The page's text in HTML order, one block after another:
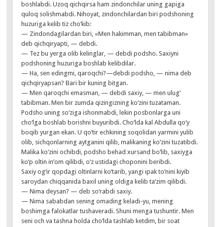
boshlabdi. Uzoq qichqirsa ham zindonchilar uning gapiga
quloq solishmabdi. Nihoyat, zindonchilardan biri podshoning
huzuriga kelib tiz cho‘kib:
— Zindondagilardan biri, «Men hakimman, men tabibman»
deb qichqiryapti, — debdi.
— Tez bu yerga olib kelinglar, — debdi podsho. Saxiyni
podshoning huzuriga boshlab kelibdilar.
— Ha, sen edingmi, qaroqchi?—debdi podsho, — nima deb
qichqiryapsan? Bari bir kuning bitgan.
— Men qaroqchi emasman, — debdi saxiy, — men ulug‘
tabibman. Men bir zumda qizingizning ko‘zini tuzataman.
Podsho uning so‘ziga ishonmabdi, lekin posbonlarga uni
cho‘lga boshlab borishni buyuribdi. Cho‘lda kal Abdulla qo‘y
boqib yurgan ekan. U qo‘tir echkining soqolidan yarmini yulib
olib, sichqonlarning aytganini qilib, malikaning ko‘zini tuzatibdi.
Malika ko‘zini ochibdi, podsho behad xursand bo‘lib, saxiyga
ko‘p oltin in’om qilibdi, o‘z ustidagi choponini beribdi.
Saxiy og‘ir qopdagi oltinlarni ko‘tarib, yangi ipak to‘nini kiyib
saroydan chiqqanida baxil uning oldiga kelib ta’zim qilibdi.
— Nima deysan? — deb so‘rabdi saxiy.
— Nima sababdan sening omading keladi-yu, mening
boshimga falokatlar tushaveradi. Shuni menga tushuntir. Men
seni och va tashna holda cho‘lda tashlab ketdim, bir soat